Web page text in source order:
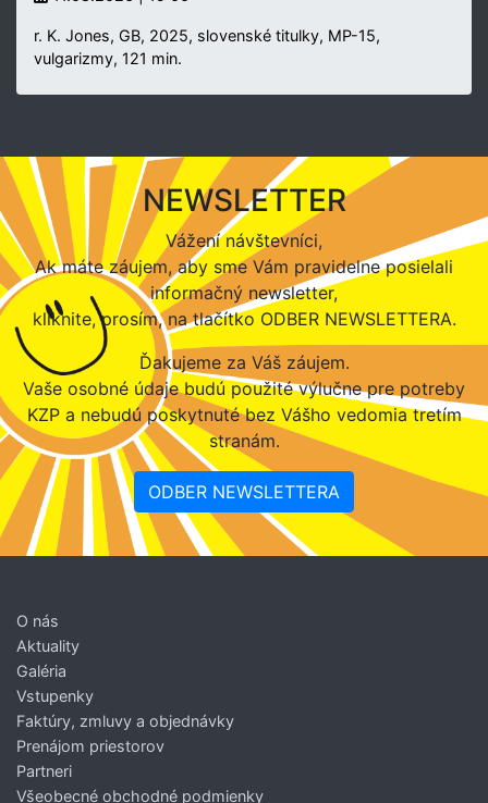
r. K. Jones, GB, 2025, slovenské titulky, MP-15,
vulgarizmy, 121 min.
NEWSLETTER
Vážení návštevníci,
Ak máte záujem, aby sme Vám pravidelne posielali
informačný newsletter,
kliknite, prosím, na tlačítko ODBER NEWSLETTERA.
Ďakujeme za Váš záujem.
Vaše osobné údaje budú použité výlučne pre potreby
KZP a nebudú poskytnuté bez Vášho vedomia tretím
stranám.
ODBER NEWSLETTERA
O nás
Aktuality
Galéria
Vstupenky
Faktúry, zmluvy a objednávky
Prenájom priestorov
Partneri
Všeobecné obchodné podmienky